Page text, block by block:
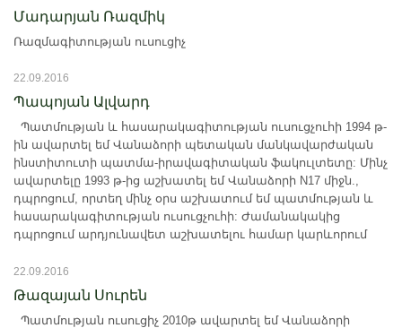
Մադարյան Ռազմիկ
Ռազմագիտության ուսուցիչ
22.09.2016
Պապոյան Ալվարդ
Պատմության և հասարակագիտության ուսուցչուհի 1994 թ-
ին ավարտել եմ Վանաձորի պետական մանկավարժական
ինստիտուտի պատմա-իրավագիտական ֆակուլտետը: Մինչ
ավարտելը 1993 թ-ից աշխատել եմ Վանաձորի N17 միջն.,
դպրոցում, որտեղ մինչ օրս աշխատում եմ պատմության և
հասարակագիտության ուսուցչուհի: Ժամանակակից
դպրոցում արդյունավետ աշխատելու համար կարևորում
22.09.2016
Թազայան Սուրեն
Պատմության ուսուցիչ 2010թ ավարտել եմ Վանաձորի